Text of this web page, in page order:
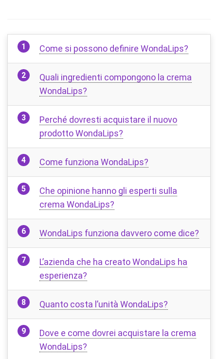
Come si possono definire WondaLips?
Quali ingredienti compongono la crema
WondaLips?
Perché dovresti acquistare il nuovo
prodotto WondaLips?
Come funziona WondaLips?
Che opinione hanno gli esperti sulla
crema WondaLips?
WondaLips funziona davvero come dice?
L’azienda che ha creato WondaLips ha
esperienza?
Quanto costa l’unità WondaLips?
Dove e come dovrei acquistare la crema
WondaLips?